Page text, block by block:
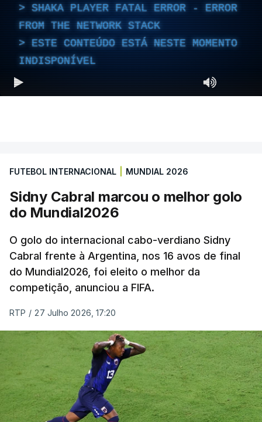
SHAKA PLAYER FATAL ERROR - ERROR
FROM THE NETWORK STACK
ESTE CONTEÚDO ESTÁ NESTE MOMENTO
INDISPONÍVEL
FUTEBOL INTERNACIONAL MUNDIAL 2026
Sidny Cabral marcou o melhor golo
do Mundial2026
O golo do internacional cabo-verdiano Sidny
Cabral frente à Argentina, nos 16 avos de final
do Mundial2026, foi eleito o melhor da
competição, anunciou a FIFA.
RTP / 27 Julho 2026, 17:20